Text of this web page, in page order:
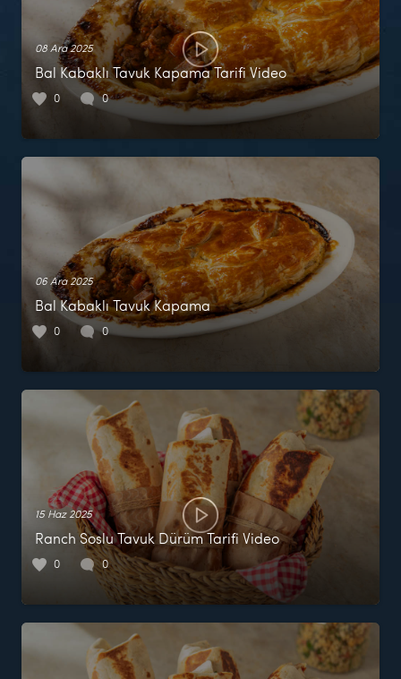
08 Ara 2025
Bal Kabaklı Tavuk Kapama Tarifi Video
0 0
06 Ara 2025
Bal Kabaklı Tavuk Kapama
0 0
15 Haz 2025
Ranch Soslu Tavuk Dürüm Tarifi Video
0 0